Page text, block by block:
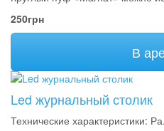
250грн
В
Led журнальный столик
Технические характеристики: